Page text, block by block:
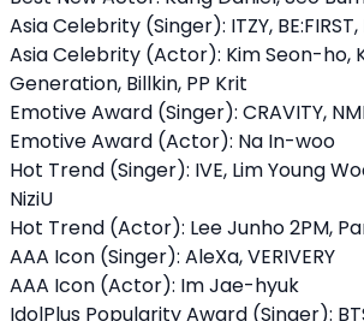
Asia Celebrity (Singer): ITZY,
Asia Celebrity (Actor): Kim Seon-ho,
Generation, Billkin, PP Krit
Emotive Award (Singer): CRAVITY,
Emotive Award (Actor): Na In-woo
Hot Trend (Singer): IVE, Lim Young
NiziU
Hot Trend (Actor): Lee Junho 2PM,
AAA Icon (Singer): AleXa, VERIVERY
AAA Icon (Actor): Im Jae-hyuk
IdolPlus Popularity Award (Singer):